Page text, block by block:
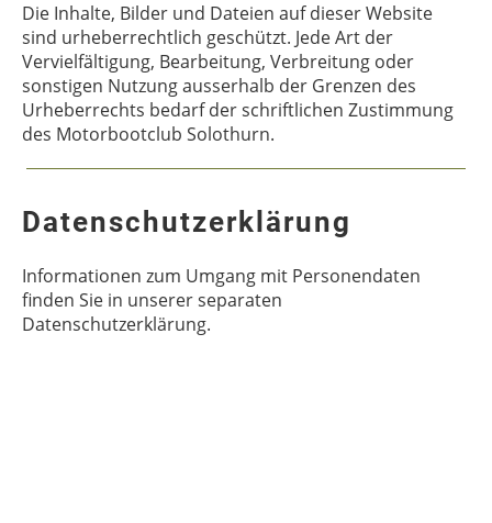
Die Inhalte, Bilder und Dateien auf dieser Website
sind urheberrechtlich geschützt. Jede Art der
Vervielfältigung, Bearbeitung, Verbreitung oder
sonstigen Nutzung ausserhalb der Grenzen des
Urheberrechts bedarf der schriftlichen Zustimmung
des Motorbootclub Solothurn.
Datenschutzerklärung
Informationen zum Umgang mit Personendaten
finden Sie in unserer separaten
Datenschutzerklärung.